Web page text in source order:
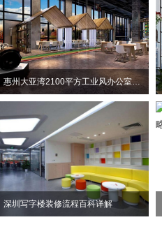
惠州大亚湾2100平方工业风办公室装修设计项目
深圳写字楼装修流程百科详解